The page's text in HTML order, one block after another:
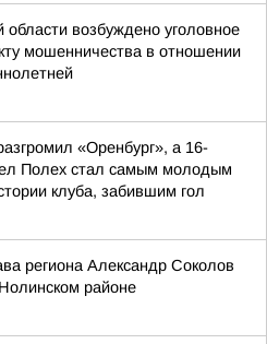
области возбуждено уголовное
мошенничества в отношении
«Оренбург», а 16-
Полех стал самым молодым
клуба, забившим гол
региона Александр Соколов
районе